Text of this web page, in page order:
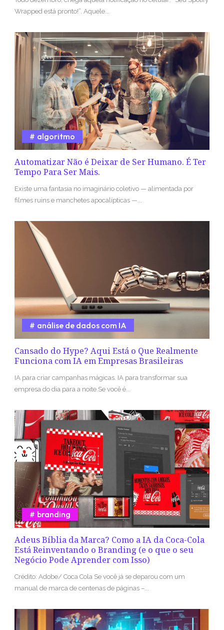
Wrapped está pronto!”. Aquele...
Automatizar Não é Deixar de Ser Humano. É Ter
Tempo Para Ser Mais.
algoritmo
Existe uma fantasia no imaginário coletivo — alimentada por
filmes ruins e manchetes apocalípticas —...
Cansado do Hype? Aqui Está o Que Realmente
Funciona com IA em Empresas Brasileiras
análise de dados com IA
IA para criar campanhas mágicas. IA para transformar sua
empresa do dia para a noite.Se você é...
Adeus Bíblia da Marca? Como a IA da Coca-Cola
Está Reinventando o Branding (e o que o seu
Negócio Pode Aprender com Isso)
branding
Crédito: Adobe/ Coca Cola Se você já se deparou com um
manual de marca de centenas de páginas –...